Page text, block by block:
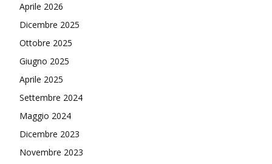
Aprile 2026
Dicembre 2025
Ottobre 2025
Giugno 2025
Aprile 2025
Settembre 2024
Maggio 2024
Dicembre 2023
Novembre 2023